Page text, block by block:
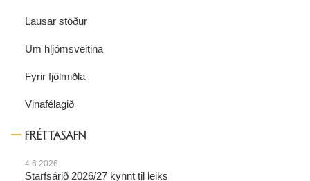
Lausar stöður
Um hljómsveitina
Fyrir fjölmiðla
Vinafélagið
FRÉTTASAFN
4.6.2026
Starfsárið 2026/27 kynnt til leiks